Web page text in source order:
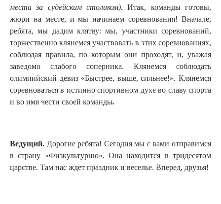
места за судейским столиком).Итак, команды готовы,
жюри на месте, и мы начинаем соревнования! Вначале,
ребята, мы дадим клятву: мы, участники соревнований,
торжественно клянемся участвовать в этих соревнованиях,
соблюдая правила, по которым они проходят, и, уважая
заведомо слабого соперника. Клянемся соблюдать
олимпийский девиз «Быстрее, выше, сильнее!». Клянемся
соревноваться в истинно спортивном духе во славу спорта
и во имя чести своей команды.
Ведущий. Дорогие ребята! Сегодня мы с вами отправимся
в страну «Физкультурию». Она находится в тридесятом
царстве. Там нас ждет праздник и веселье. Вперед, друзья!